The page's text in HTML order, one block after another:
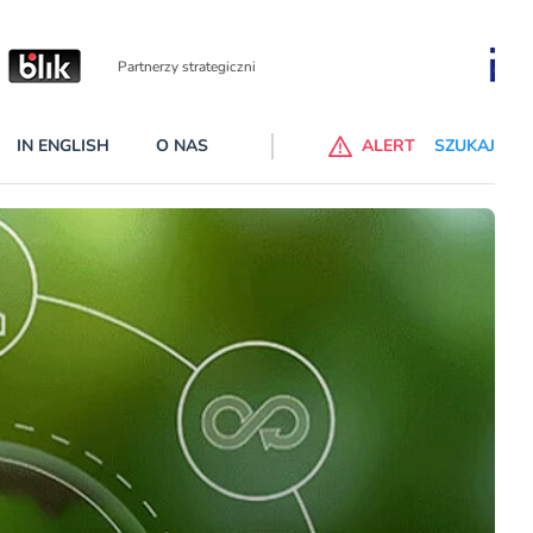
Partnerzy wspierający
do ChataGPT Go dla klientów Revoluta. Nowy benefit we
– Standard i Plus – z usługi będzie można korzsytać za
IN ENGLISH O NAS ALERT SZUKAJ